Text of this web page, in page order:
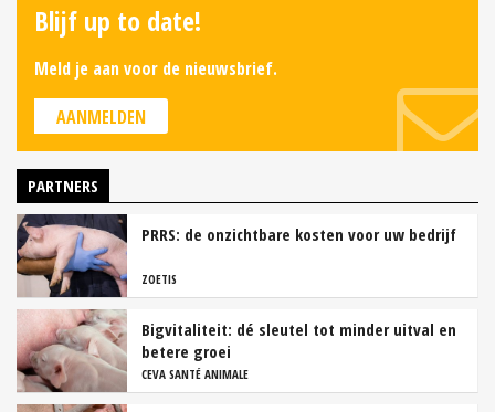
Blijf up to date!
Meld je aan voor de nieuwsbrief.
AANMELDEN
PARTNERS
PRRS: de onzichtbare kosten voor uw bedrijf
ZOETIS
Bigvitaliteit: dé sleutel tot minder uitval en
betere groei
CEVA SANTÉ ANIMALE